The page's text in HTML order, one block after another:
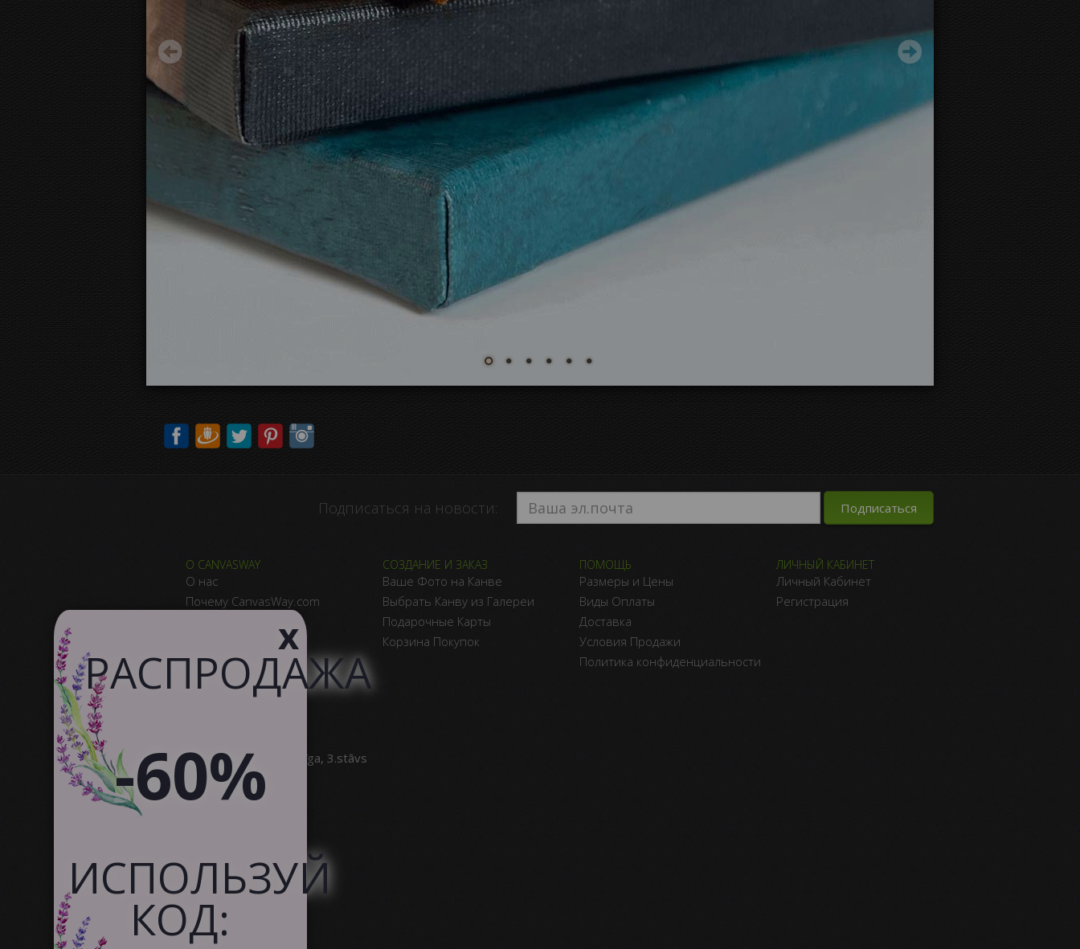
3D вид канвы
Подписаться на новости:
О CANVASWAY
О нас
Почему CanvasWay.com
Отзывы Клиентов
Служба поддержки
Сотрудничество
СОЗДАНИЕ И ЗАКАЗ
Ваше Фото на Канве
Выбрать Канву из Галереи
Подарочные Карты
Корзина Покупок
ПОМОЩЬ
Размеры и Цены
Виды Оплаты
Доставка
Условия Продажи
Политика конфиденциальности
ЛИЧНЫЙ КАБИНЕТ
Личный Кабинет
Регистрация
Brīvības gatve 323, Rīga, 3.stāvs
info@canvasway.com
+371 27071150
x
РАСПРОДАЖА
-60%
ИСПОЛЬЗУЙ
КОД: